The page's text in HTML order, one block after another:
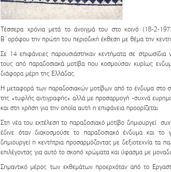
Τέσσερα χρόνια μετά το άνοιγμά του στο κοινό (18-2-
Β΄ορόφου την πρώτη του περιοδική έκθεση με θέμα την
Σε 14 επιφάνειες παρουσιάστηκαν κεντήματα σε
τους από παραδοσιακά μοτίβα που κοσμούσαν κυρίως
διάφορα μέρη της Ελλάδας.
Η μεταφορά των παραδοσιακών μοτίβων από το ένδυμα στο
της «τυφλής αντιγραφής» αλλά με προσαρμογή -συχνά
και στη χρήση για την οποία αυτή η επιφάνεια προορίζεται.
Στη νέα του εκτέλεση το παραδοσιακό μοτίβο δημιουργεί
έδινε όταν διακοσμούσε το παραδοσιακό ένδυμα και
δημιουργεί η κεντήτρια προσαρμόζοντας με δεξιοτεχνία τα
επιλέγοντας για αυτό το σκοπό χρώματα και ύφασμα με
Σημαντικό μέρος των εκθεμάτων προερχόταν από το